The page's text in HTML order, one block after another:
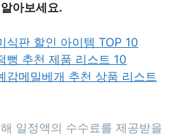
아보세요.
식판 할인 아이템 TOP 10
뻥 추천 제품 리스트 10
감메밀베개 추천 상품 리스트
일정액의 수수료를 제공받을